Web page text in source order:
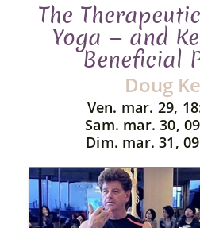
The
Yoga — and
Beneficial
Doug
Ven. mar. 29,
Sam. mar. 30,
Dim. mar. 31,